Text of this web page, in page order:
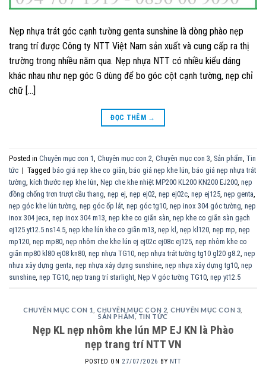
Nẹp nhựa trát góc cạnh tường genta sunshine là dòng phào nẹp
trang trí được Công ty NTT Việt Nam sản xuất và cung cấp ra thị
trường trong nhiều năm qua. Nẹp nhựa NTT có nhiều kiểu dáng
khác nhau như nẹp góc G dùng để bo góc cột cạnh tường, nẹp chỉ
chữ […]
ĐỌC THÊM →
Posted in Chuyên mục con 1 Chuyên mục con 2 Chuyên mục con 3 Sản phẩm Tin
tức | Tagged báo giá nẹp khe co giãn báo giá nẹp khe lún báo giá nẹp nhựa trát
tường kích thước nẹp khe lún Nẹp che khe nhiệt MP200 KL200 KN200 EJ200 nẹp
đồng chống trơn trượt cầu thang nẹp ej nẹp ej02 nẹp ej02c nẹp ej125 nẹp genta
nẹp góc khe lún tường nẹp góc ốp lát nẹp góc tg10 nẹp inox 304 góc tường nẹp
inox 304 jeca nẹp inox 304 m13 nẹp khe co giãn sàn nẹp khe co giãn sàn gạch
ej125 yt12.5 ns14.5 nẹp khe lún khe co giãn m13 nẹp kl nẹp kl120 nẹp mp nẹp
mp120 nẹp mp80 nẹp nhôm che khe lún ej ej02c ej08c ej125 nẹp nhôm khe co
giãn mp80 kl80 ej08 kn80 nẹp nhựa TG10 nẹp nhựa trát tường tg10 gl20 g8.2 nẹp
nhưa xây dựng genta nẹp nhựa xây dựng sunshine nẹp nhựa xây dựng tg10 nẹp
sunshine nẹp TG10 nẹp trang trí starlight Nẹp V góc tường TG10 nẹp yt12.5
CHUYÊN MỤC CON 1 ,CHUYÊN MỤC CON 2 ,CHUYÊN MỤC CON 3
SẢN PHẨM
TIN TỨC
Nẹp KL nẹp nhôm khe lún MP EJ KN là Phào
nẹp trang trí NTT VN
POSTED ON 27/07/2026 BY NTT